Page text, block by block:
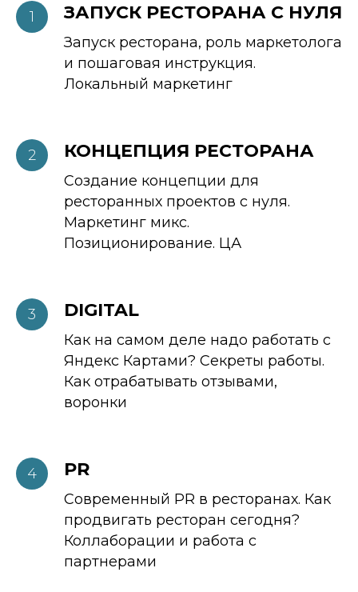
ЗАПУСК РЕСТОРАНА С НУЛЯ
Запуск ресторана, роль маркетолога
и пошаговая инструкция.
Локальный маркетинг
КОНЦЕПЦИЯ РЕСТОРАНА
Создание концепции для
ресторанных проектов с нуля.
Маркетинг микс.
Позиционирование. ЦА
DIGITAL
Как на самом деле надо работать с
Яндекс Картами? Секреты работы.
Как отрабатывать отзывами,
воронки
PR
Современный PR в ресторанах. Как
продвигать ресторан сегодня?
Коллаборации и работа с
партнерами